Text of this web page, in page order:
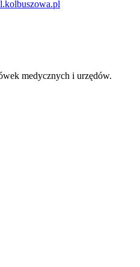
medycznych i urzędów.